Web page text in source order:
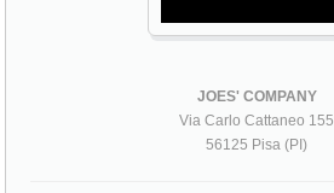
JOES' COMPANY
Via Carlo Cattaneo 155
56125 Pisa (PI)